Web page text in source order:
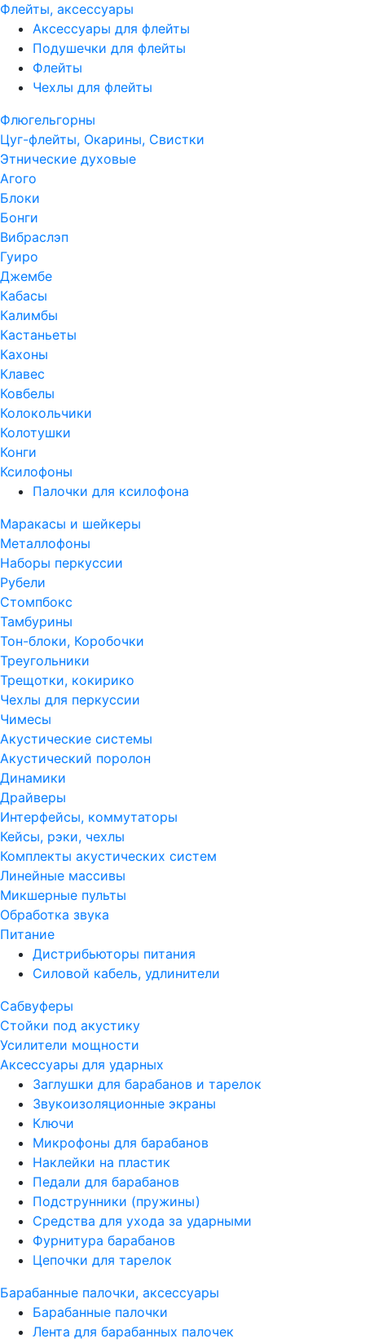
Флейты, аксессуары
Аксессуары для флейты
Подушечки для флейты
Флейты
Чехлы для флейты
Флюгельгорны
Цуг-флейты, Окарины, Свистки
Этнические духовые
Агого
Блоки
Бонги
Вибраслэп
Гуиро
Джембе
Кабасы
Калимбы
Кастаньеты
Кахоны
Клавес
Ковбелы
Колокольчики
Колотушки
Конги
Ксилофоны
Палочки для ксилофона
Маракасы и шейкеры
Металлофоны
Наборы перкуссии
Рубели
Стомпбокс
Тамбурины
Тон-блоки, Коробочки
Треугольники
Трещотки, кокирико
Чехлы для перкуссии
Чимесы
Акустические системы
Акустический поролон
Динамики
Драйверы
Интерфейсы, коммутаторы
Кейсы, рэки, чехлы
Комплекты акустических систем
Линейные массивы
Микшерные пульты
Обработка звука
Питание
Дистрибьюторы питания
Силовой кабель, удлинители
Сабвуферы
Стойки под акустику
Усилители мощности
Аксессуары для ударных
Заглушки для барабанов и тарелок
Звукоизоляционные экраны
Ключи
Микрофоны для барабанов
Наклейки на пластик
Педали для барабанов
Подструнники (пружины)
Средства для ухода за ударными
Фурнитура барабанов
Цепочки для тарелок
Барабанные палочки, аксессуары
Барабанные палочки
Лента для барабанных палочек